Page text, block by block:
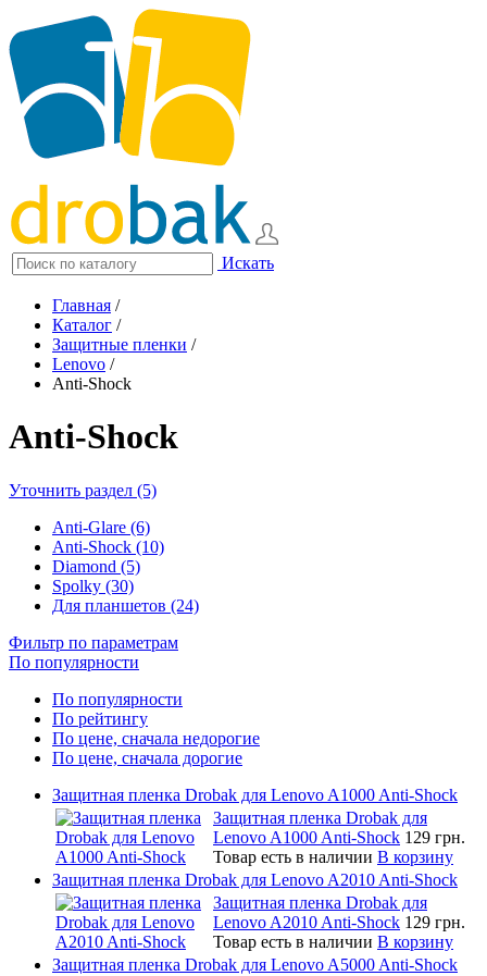
Искать
Главная /
Каталог /
Защитные пленки /
Lenovo /
Anti-Shock
Anti-Shock
Уточнить раздел (5)
Anti-Glare (6)
Anti-Shock (10)
Diamond (5)
Spolky (30)
Для планшетов (24)
Фильтр по параметрам
По популярности
По популярности
По рейтингу
По цене, сначала недорогие
По цене, сначала дорогие
Защитная пленка Drobak для Lenovo A1000 Anti-Shock
Защитная пленка Drobak для
Lenovo A1000 Anti-Shock 129 грн.
Товар есть в наличии В корзину
Защитная пленка Drobak для Lenovo A2010 Anti-Shock
Защитная пленка Drobak для
Lenovo A2010 Anti-Shock 129 грн.
Товар есть в наличии В корзину
Защитная пленка Drobak для Lenovo A5000 Anti-Shock